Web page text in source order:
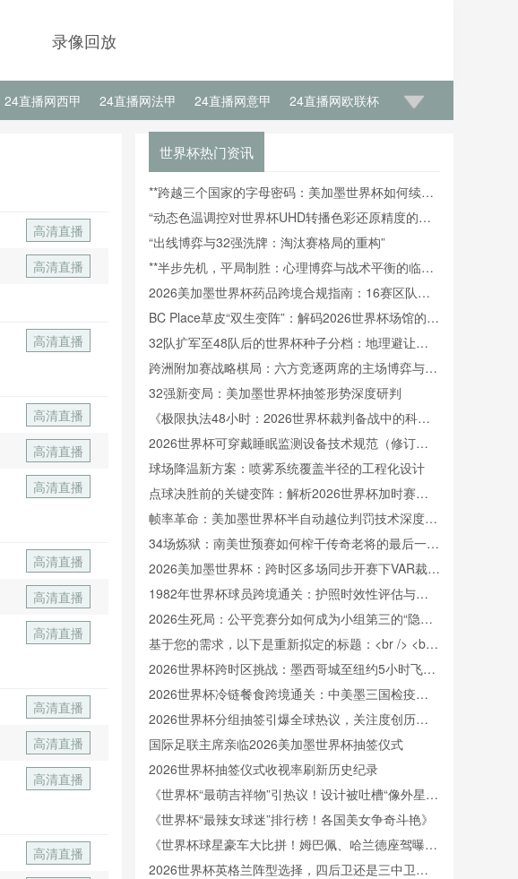
录像回放
24直播网西甲 24直播网法甲 24直播网意甲 24直播网欧联杯
高清直播
高清直播
高清直播
高清直播
高清直播
高清直播
高清直播
高清直播
高清直播
高清直播
高清直播
高清直播
高清直播
世界杯热门资讯
**跨越三个国家的字母密码：美加墨世界杯如何续写
小组命名的传奇逻辑**
“动态色温调控对世界杯UHD转播色彩还原精度的影
响机理研究”
“出线博弈与32强洗牌：淘汰赛格局的重构”
**半步先机，平局制胜：心理博弈与战术平衡的临界
点**
2026美加墨世界杯药品跨境合规指南：16赛区队医
实务操作关键要点
BC Place草皮“双生变阵”：解码2026世界杯场馆的生
态智慧与无缝转场黑科技
32队扩军至48队后的世界杯种子分档：地理避让如
何暗藏博弈逻辑
跨洲附加赛战略棋局：六方竞逐两席的主场博弈与
2026格局重塑
32强新变局：美加墨世界杯抽签形势深度研判
《极限执法48小时：2026世界杯裁判备战中的科学
恢复体系》
2026世界杯可穿戴睡眠监测设备技术规范（修订
稿）
球场降温新方案：喷雾系统覆盖半径的工程化设计
点球决胜前的关键变阵：解析2026世界杯加时赛换
人新规
帧率革命：美加墨世界杯半自动越位判罚技术深度解
读
34场炼狱：南美世预赛如何榨干传奇老将的最后一滴
血
2026美加墨世界杯：跨时区多场同步开赛下VAR裁判
资源的动态调度与优化策略
1982年世界杯球员跨境通关：护照时效性评估与跨
城转场策略研究
2026生死局：公平竞赛分如何成为小组第三的“隐形
晋级线”
基于您的需求，以下是重新拟定的标题：<br /> <br
/> **“2026世界杯前瞻：混合用途场馆更衣室动线优
化设计研究”**
2026世界杯跨时区挑战：墨西哥城至纽约5小时飞行
如何扰乱球员昼夜节律
2026世界杯冷链餐食跨境通关：中美墨三国检疫标
准博弈与执行差异
2026世界杯分组抽签引爆全球热议，关注度创历史
新高
国际足联主席亲临2026美加墨世界杯抽签仪式
2026世界杯抽签仪式收视率刷新历史纪录
《世界杯“最萌吉祥物”引热议！设计被吐槽“像外星
人”》
《世界杯“最辣女球迷”排行榜！各国美女争奇斗艳》
《世界杯球星豪车大比拼！姆巴佩、哈兰德座驾曝
光》
2026世界杯英格兰阵型选择，四后卫还是三中卫体